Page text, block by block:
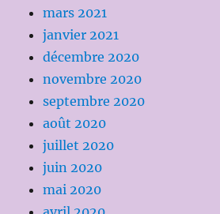
mars 2021
janvier 2021
décembre 2020
novembre 2020
septembre 2020
août 2020
juillet 2020
juin 2020
mai 2020